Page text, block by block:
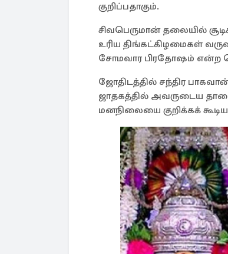
குறிப்பதாகும்.
சிவபெருமான் தலையில்
உரிய திங்கட்கிழமைகள்
சோமவார பிரதோஷம் என்ற
ஜோதிடத்தில் சந்திர
ஜாதகத்தில் அவருடைய
மனநிலையை குறிக்கக்